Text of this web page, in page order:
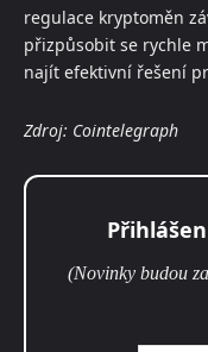
regulace kryptoměn
přizpůsobit se rychle
najít efektivní řešení
Zdroj: Cointelegraph
(Novinky budou